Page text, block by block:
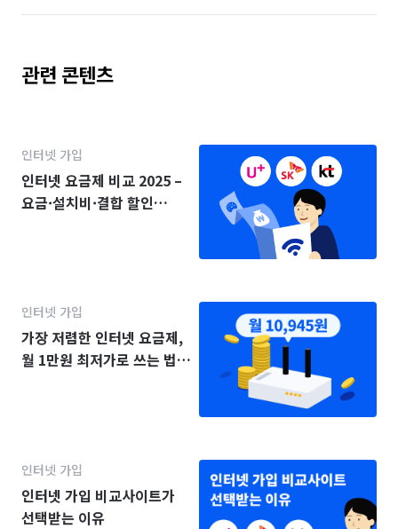
관련 콘텐츠
인터넷 가입
인터넷 요금제 비교 2025 –
요금·설치비·결합 할인
인터넷 가입
가장 저렴한 인터넷 요금제,
월 1만원 최저가로 쓰는 법
인터넷 가입
인터넷 가입 비교사이트가
선택받는 이유